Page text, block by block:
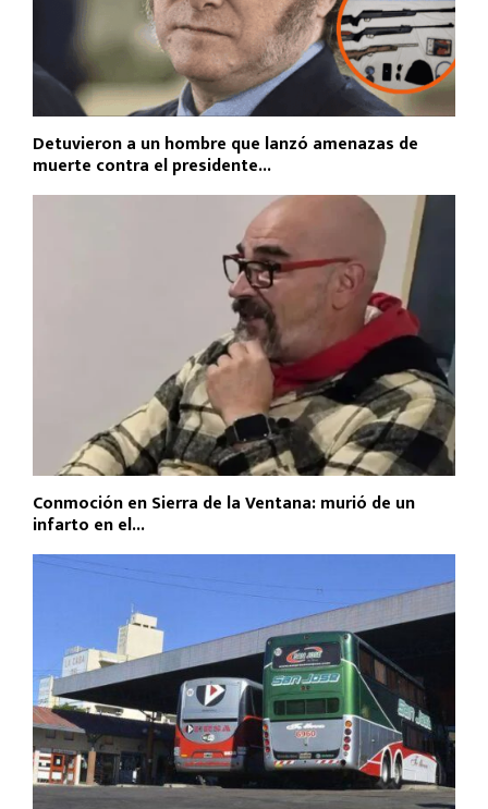
Detuvieron a un hombre que lanzó amenazas de
muerte contra el presidente...
Conmoción en Sierra de la Ventana: murió de un
infarto en el...